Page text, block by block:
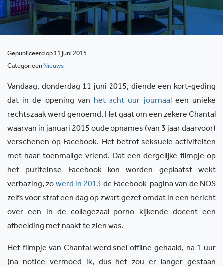
Gepubliceerd op 11 juni 2015
Categorieën Nieuws
Vandaag, donderdag 11 juni 2015, diende een kort-geding
dat in de opening van het acht uur journaaleen unieke
rechtszaak werd genoemd. Het gaat om een zekere Chantal
waarvan in januari 2015 oude opnames (van 3 jaar daarvoor)
verschenen op Facebook. Het betrof seksuele activiteiten
met haar toenmalige vriend. Dat een dergelijke filmpje op
het puriteinse Facebook kon worden geplaatst wekt
verbazing, zo werd in 2013 de Facebook-pagina van de NOS
zelfs voor straf een dag op zwart gezet omdat in een bericht
over een in de collegezaal porno kijkende docent een
afbeelding met naakt te zien was.
Het filmpje van Chantal werd snel offline gehaald, na 1 uur
(na notice vermoed ik, dus het zou er langer gestaan